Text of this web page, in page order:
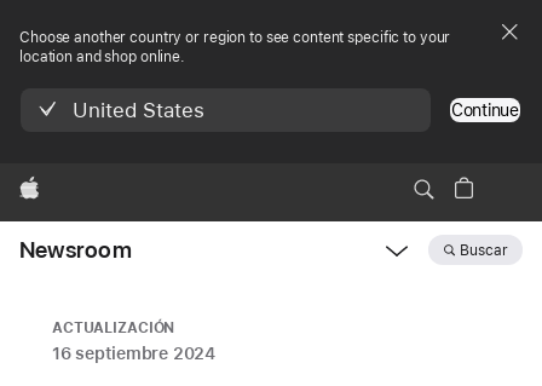
Choose another country or region to see content specific to your
location and shop online.
United States Continue
Apple
Newsroom Buscar
ACTUALIZACIÓN
16 septiembre 2024